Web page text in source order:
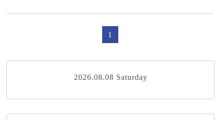
1
2026.08.08 Saturday